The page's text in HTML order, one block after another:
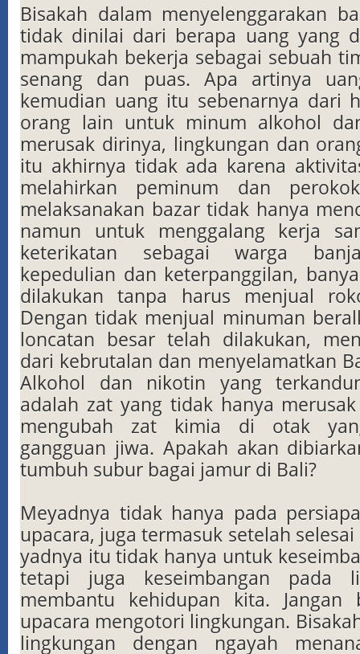
Bisakah dalam menyelenggarakan
tidak dinilai dari berapa uang yang
mampukah bekerja sebagai sebuah
senang dan puas. Apa artinya
kemudian uang itu sebenarnya dari
orang lain untuk minum alkohol
merusak dirinya, lingkungan dan
itu akhirnya tidak ada karena
melahirkan peminum dan
melaksanakan bazar tidak hanya
namun untuk menggalang kerja
keterikatan sebagai warga
kepedulian dan keterpanggilan,
dilakukan tanpa harus menjual
Dengan tidak menjual minuman
loncatan besar telah dilakukan,
dari kebrutalan dan menyelamatkan
Alkohol dan nikotin yang
adalah zat yang tidak hanya
mengubah zat kimia di otak
gangguan jiwa. Apakah akan
tumbuh subur bagai jamur di Bali?
Meyadnya tidak hanya pada
upacara, juga termasuk setelah
yadnya itu tidak hanya untuk
tetapi juga keseimbangan pada
membantu kehidupan kita. Jangan
upacara mengotori lingkungan.
lingkungan dengan ngayah